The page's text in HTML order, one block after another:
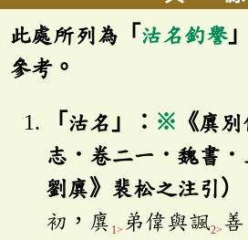
此處所列為「 沽名釣譽
參考。
「沽名」： ※ 《廙
志．卷二一．魏書．
劉廙》裴松之注引）
初，廙 1> 弟偉與諷2>